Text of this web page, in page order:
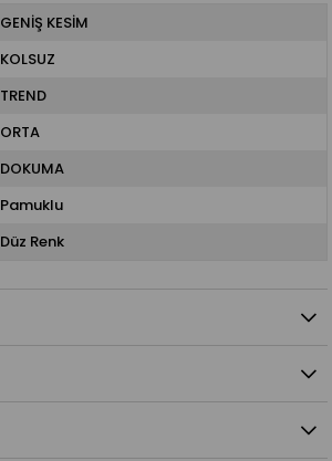
GENİŞ KESİM
KOLSUZ
TREND
ORTA
DOKUMA
Pamuklu
Düz Renk